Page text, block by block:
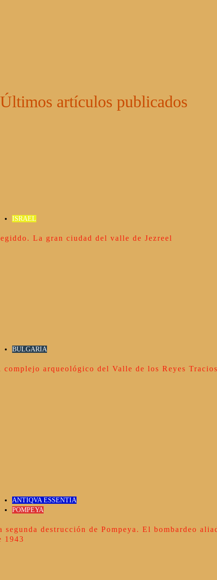
Últimos artículos publicados
ISRAEL
La gran ciudad del valle de Jezreel
BULGARIA
complejo arqueológico del Valle de los Reyes
ANTIQVA ESSENTIA
POMPEYA
segunda destrucción de Pompeya. El bombardeo
1943